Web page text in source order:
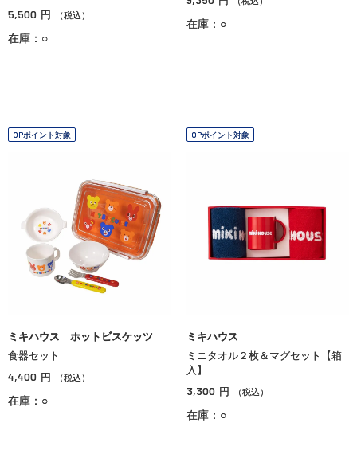
5,500 円 （税込）
在庫：○
在庫：○
OPポイント対象
ミキハウス ホットビスケッツ
食器セット
4,400 円 （税込）
在庫：○
OPポイント対象
ミキハウス
ミニタオル２枚＆マグセット【箱
入】
3,300 円 （税込）
在庫：○